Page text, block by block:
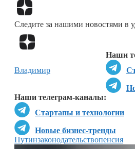
Следите за нашими новостями в
Наши
Наши телеграм-каналы:
Стартапы и технологии
Новые бизнес-тренды
Владимир
Путинзаконодательствопенсия